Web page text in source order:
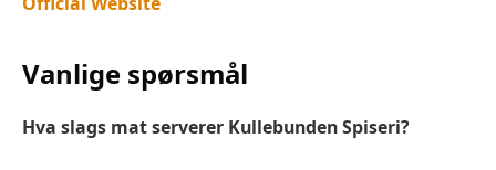
Vanlige spørsmål
Hva slags mat serverer Kullebunden Spiseri?